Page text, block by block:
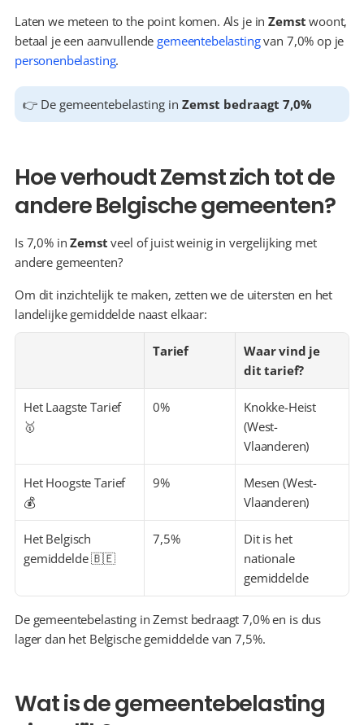
Laten we meteen to the point komen. Als je in Zemst woont,
betaal je een aanvullende gemeentebelasting
personenbelasting.
👉 De gemeentebelasting in Zemst bedraagt 7,0%
Hoe verhoudt Zemst zich tot de
andere Belgische gemeenten?
Is 7,0% in Zemst veel of juist weinig in vergelijking met
andere gemeenten?
Om dit inzichtelijk te maken, zetten we de uitersten en het
landelijke gemiddelde naast elkaar:
Tarief
Waar vind je
dit tarief?
Het Laagste Tarief
🥇
0%
Knokke-Heist
(West-
Vlaanderen)
Het Hoogste Tarief
💰
9%
Mesen (West-
Vlaanderen)
Het Belgisch
gemiddelde 🇧🇪
7,5%
Dit is het
nationale
gemiddelde
De gemeentebelasting in Zemst bedraagt 7,0% en is dus
lager dan het Belgische gemiddelde van 7,5%.
Wat is de gemeentebelasting